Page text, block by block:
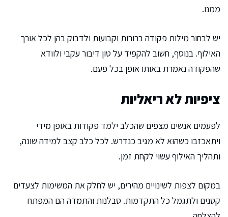
ממנו.
יש לבחור מילות פקודה ברורות וקבועות ולדבוק בהן לכל אורך
האילוף. בנוסף, חשוב להקפיד על טון דיבור עקבי ולוודא
שהפקודה נאמרת באותו אופן בכל פעם.
ציפיות לא ריאליות
לפעמים אנשים מצפים שהכלב ילמד פקודות באופן מידי
ויתאכזבו כשהוא לא מגיב כנדרש. לכל כלב קצב למידה שונה,
ותהליך האילוף עשוי לקחת זמן.
במקום לצפות לשינויים מהירים, יש לחלק את המשימות לצעדים
קטנים ולתגמל כל התקדמות. סבלנות והתמדה הם המפתח